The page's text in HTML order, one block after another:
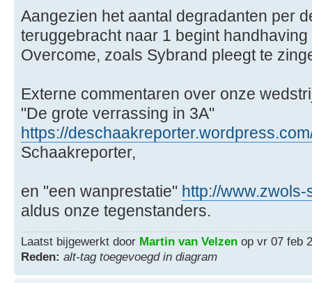
Aangezien het aantal degradanten per
teruggebracht naar 1 begint
Overcome, zoals Sybrand pleegt te
Externe commentaren over onze
"De grote verrassing in 3A"
https://
Schaakreporter,
en "een wanprestatie" http://
aldus onze tegenstanders.
Laatst bijgewerkt door Martin van Velzen op vr 07 feb
Reden: alt-tag toegevoegd in diagram